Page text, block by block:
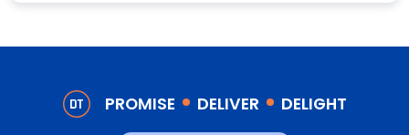
PROMISE DELIVER DELIGHT